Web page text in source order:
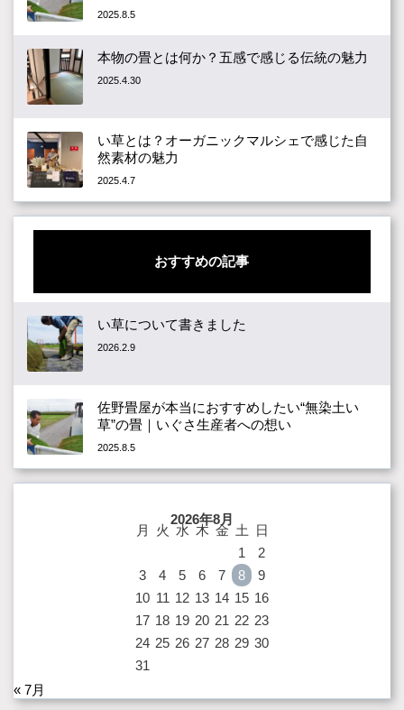
2025.8.5
本物の畳とは何か？五感で感じる伝統の魅力
2025.4.30
い草とは？オーガニックマルシェで感じた自
然素材の魅力
2025.4.7
おすすめの記事
い草について書きました
2026.2.9
佐野畳屋が本当におすすめしたい“無染土い
草”の畳｜いぐさ生産者への想い
2025.8.5
2026年8月
月 火 水 木 金 土
日
1
2
3
4 5 6 7 8
9
10 11 12 13 14 15 16
17 18 19 20 21 22 23
24 25 26 27 28 29 30
31
« 7月